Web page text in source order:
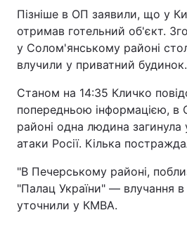
Пізніше в ОП заявили, що у
отримав готельний об'єкт.
у Солом'янському районі
влучили у приватний будинок.
Станом на 14:35 Кличко
попередньою інформацією, в
районі одна людина загинула
атаки Росії. Кілька
"В Печерському районі,
"Палац України" — влучання
уточнили у КМВА.